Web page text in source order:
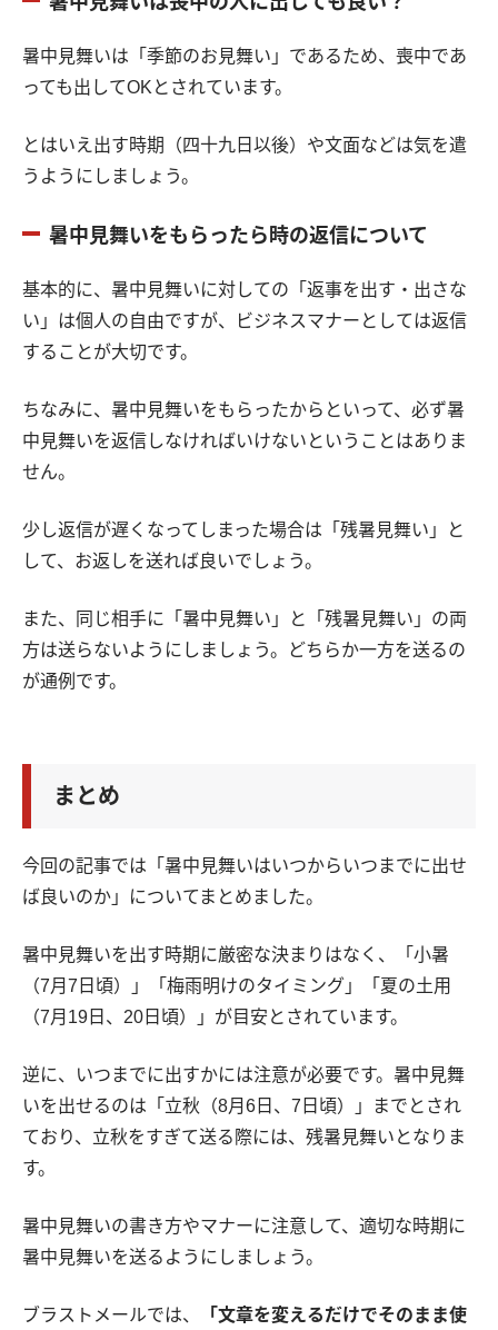
暑中見舞いは「季節のお見舞い」であるため、喪中であ
っても出してOKとされています。
とはいえ出す時期（四十九日以後）や文面などは気を遣
うようにしましょう。
暑中見舞いをもらったら時の返信について
基本的に、暑中見舞いに対しての「返事を出す・出さな
い」は個人の自由ですが、ビジネスマナーとしては返信
することが大切です。
ちなみに、暑中見舞いをもらったからといって、必ず暑
中見舞いを返信しなければいけないということはありま
せん。
少し返信が遅くなってしまった場合は「残暑見舞い」と
して、お返しを送れば良いでしょう。
また、同じ相手に「暑中見舞い」と「残暑見舞い」の両
方は送らないようにしましょう。どちらか一方を送るの
が通例です。
まとめ
今回の記事では「暑中見舞いはいつからいつまでに出せ
ば良いのか」についてまとめました。
暑中見舞いを出す時期に厳密な決まりはなく、「小暑
（7月7日頃）」「梅雨明けのタイミング」「夏の土用
（7月19日、20日頃）」が目安とされています。
逆に、いつまでに出すかには注意が必要です。暑中見舞
いを出せるのは「立秋（8月6日、7日頃）」までとされ
ており、立秋をすぎて送る際には、残暑見舞いとなりま
す。
暑中見舞いの書き方やマナーに注意して、適切な時期に
暑中見舞いを送るようにしましょう。
ブラストメールでは、
「文章を変えるだけでそのまま使